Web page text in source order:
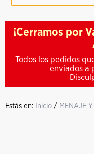
¡Cerramos por
Todos los pedidos
enviados a
Estás en: Inicio / MENAJE